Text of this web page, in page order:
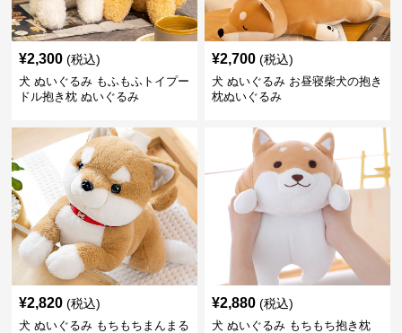
¥2,300 (税込)
犬 ぬいぐるみ もふもふトイプー
ドル抱き枕 ぬいぐるみ
¥2,700 (税込)
犬 ぬいぐるみ お昼寝柴犬の抱き
枕ぬいぐるみ
¥2,820 (税込)
犬 ぬいぐるみ もちもちまんまる
¥2,880 (税込)
犬 ぬいぐるみ もちもち抱き枕